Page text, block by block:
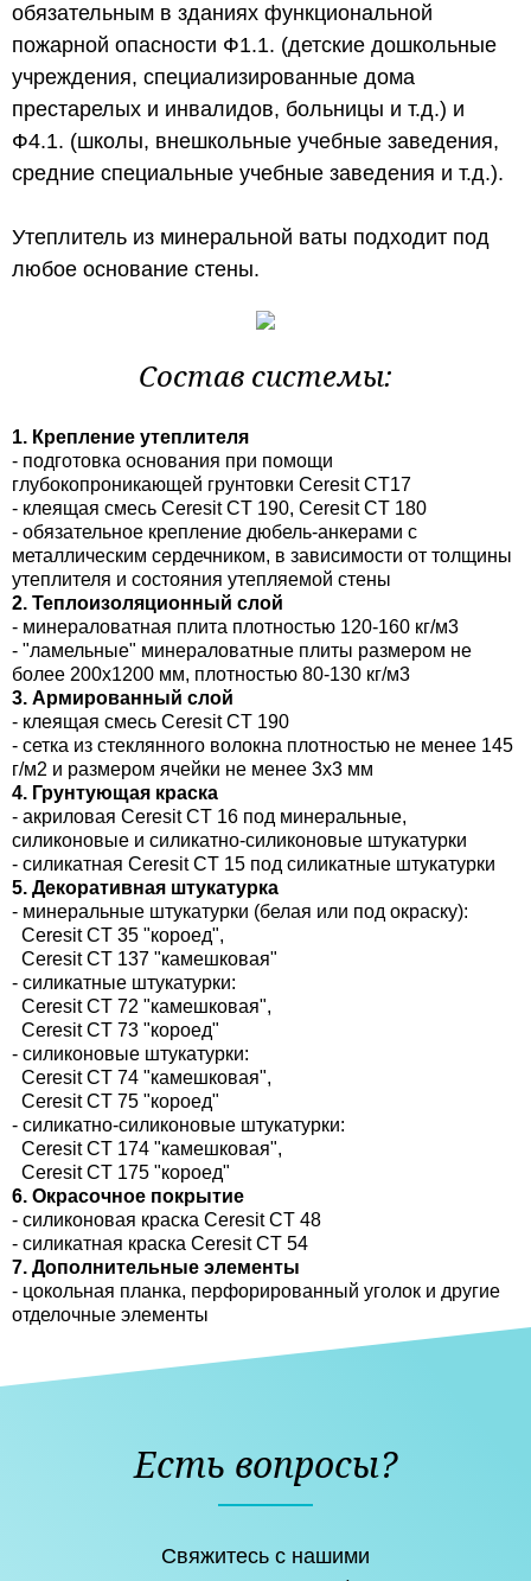
обязательным в зданиях функциональной
пожарной опасности Ф1.1. (детские дошкольные
учреждения, специализированные дома
престарелых и инвалидов, больницы и т.д.) и
Ф4.1. (школы, внешкольные учебные заведения,
средние специальные учебные заведения и т.д.).
Утеплитель из минеральной ваты подходит под
любое основание стены.
Состав системы:
1. Крепление утеплителя
- подготовка основания при помощи
глубокопроникающей грунтовки Ceresit CT17
- клеящая смесь Ceresit CT 190, Ceresit CT 180
- обязательное крепление дюбель-анкерами с
металлическим сердечником, в зависимости от толщины
утеплителя и состояния утепляемой стены
2. Теплоизоляционный слой
- минераловатная плита плотностью 120-160 кг/м3
- "ламельные" минераловатные плиты размером не
более 200x1200 мм, плотностью 80-130 кг/м3
3. Армированный слой
- клеящая смесь Ceresit CT 190
- сетка из стеклянного волокна плотностью не менее 145
г/м2 и размером ячейки не менее 3x3 мм
4. Грунтующая краска
- акриловая Ceresit CT 16 под минеральные,
силиконовые и силикатно-силиконовые штукатурки
- силикатная Ceresit CT 15 под силикатные штукатурки
5. Декоративная штукатурка
- минеральные штукатурки (белая или под окраску):
Ceresit CT 35 "короед",
Ceresit CT 137 "камешковая"
- силикатные штукатурки:
Ceresit CT 72 "камешковая",
Ceresit CT 73 "короед"
- силиконовые штукатурки:
Ceresit CT 74 "камешковая",
Ceresit CT 75 "короед"
- силикатно-силиконовые штукатурки:
Ceresit CT 174 "камешковая",
Ceresit CT 175 "короед"
6. Окрасочное покрытие
- силиконовая краска Ceresit CT 48
- силикатная краска Ceresit CT 54
7. Дополнительные элементы
- цокольная планка, перфорированный уголок и другие
отделочные элементы
Есть вопросы?
Свяжитесь с нашими